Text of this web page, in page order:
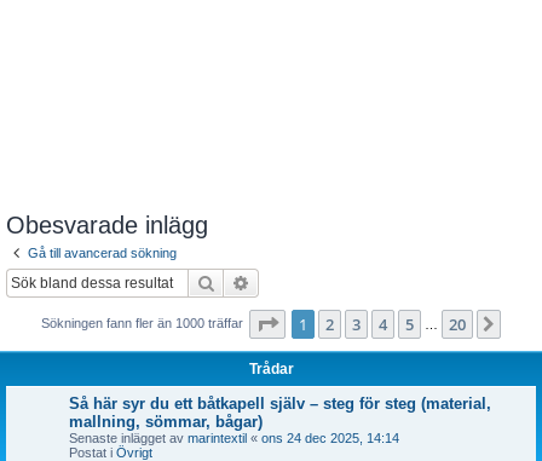
Obesvarade inlägg
Gå till avancerad sökning
Sök
Sökningen fann fler än 1000 träffar Sida av 20
1 2 3 4 5 20
Trådar
Så här syr du ett båtkapell själv – steg för steg (material,
mallning, sömmar, bågar)
Senaste inlägget av marintextil « ons 24 dec 2025, 14:14
Postat i Övrigt